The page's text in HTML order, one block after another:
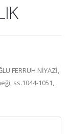
FERRUH NİYAZİ,
ss.1044-1051,